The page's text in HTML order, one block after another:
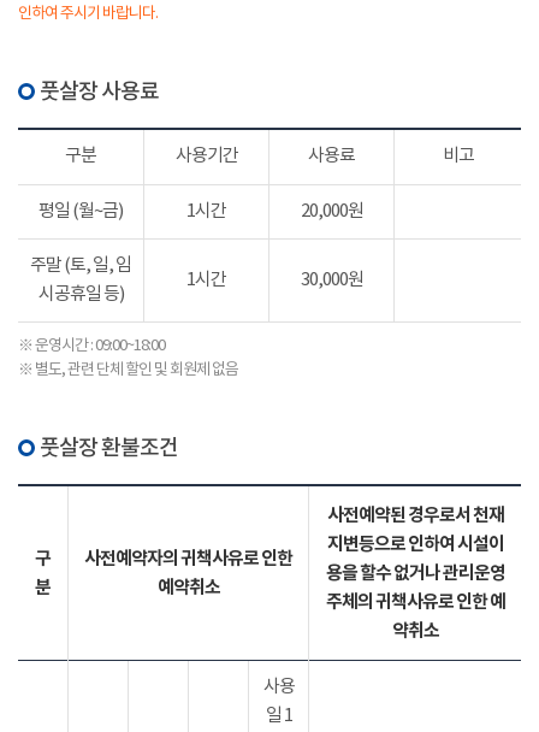
인하여 주시기 바랍니다.
풋살장 사용료
구분 사용기간 사용료 비고
평일 (월~금) 1시간 20,000원
주말 (토, 일, 임
시공휴일 등)
1시간 30,000원
※ 운영시간 : 09:00~18:00
※ 별도, 관련 단체 할인 및 회원제 없음
풋살장 환불조건
구
분
사전예약자의 귀책사유로 인한
예약취소
사전예약된 경우로서 천재
지변등으로 인하여 시설이
용을 할수 없거나 관리운영
주체의 귀책사유로 인한 예
약취소
사용
일 1